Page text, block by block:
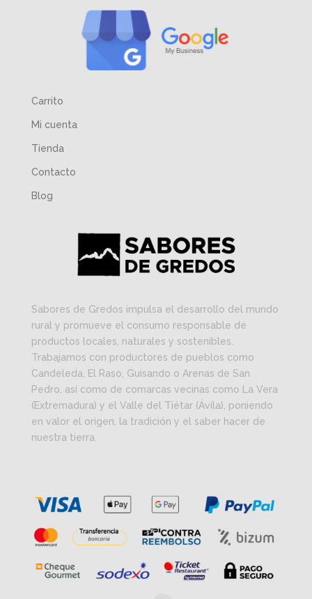
Carrito
Mi cuenta
Tienda
Contacto
Blog
Sabores de Gredos impulsa el desarrollo del mundo
rural y promueve el consumo responsable de
productos locales, naturales y sostenibles.
Trabajamos con productores de pueblos como
Candeleda, El Raso, Guisando o Arenas de San
Pedro, así como de comarcas vecinas como La Vera
(Extremadura) y el Valle del Tiétar (Ávila), poniendo
en valor el origen, la tradición y el saber hacer de
nuestra tierra.